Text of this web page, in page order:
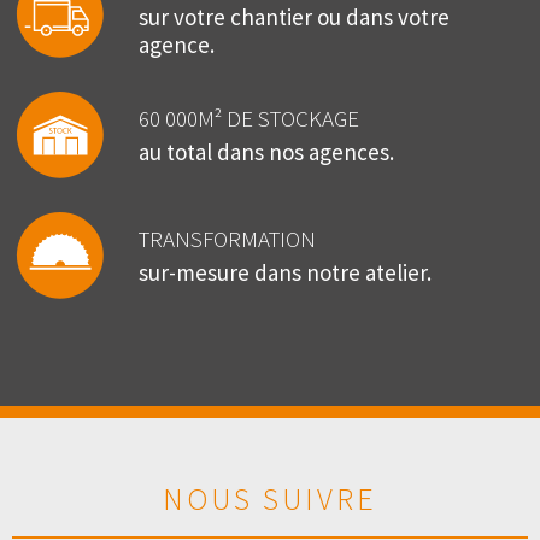
sur votre chantier ou dans votre
agence.
60 000M² DE STOCKAGE
au total dans nos agences.
TRANSFORMATION
sur-mesure dans notre atelier.
NOUS SUIVRE